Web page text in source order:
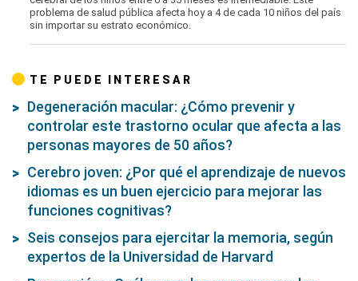
of
0
seconds
académico son algunas de las graves consecuencias de padecer
anemia a temprana edad. El impacto de esta afección al desarrollo
cerebral de los niños entre 6 a 35 meses es irremediable. Este
problema de salud pública afecta hoy a 4 de cada 10 niños del país
TE PUEDE INTERESAR
Degeneración macular: ¿Cómo prevenir y
personas mayores de 50 años?
Cerebro joven: ¿Por qué el aprendizaje de nuevos
funciones cognitivas?